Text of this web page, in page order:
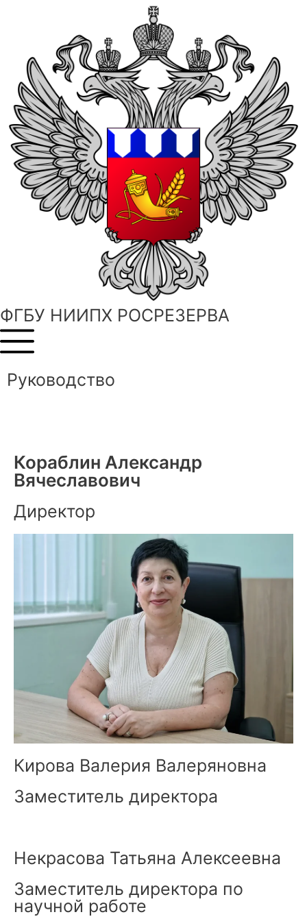
ФГБУ НИИПХ РОСРЕЗЕРВА
Руководство
Кораблин Александр
Вячеславович
Директор
Кирова Валерия Валеряновна
Заместитель директора
Некрасова Татьяна Алексеевна
Заместитель директора по
научной работе